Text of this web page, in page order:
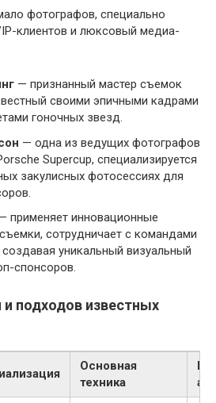
фотографов, специально
клиентов и люксовый медиа-
— признанный мастер съемок
своими эпичными кадрами
гоночных звезд.
— одна из ведущих фотографов
Supercup, специализируется
закулисных фотосессиях для
применяет инновационные
сотрудничает с командами
создавая уникальный визуальный
спонсоров.
и подходов известных
Основная
техника